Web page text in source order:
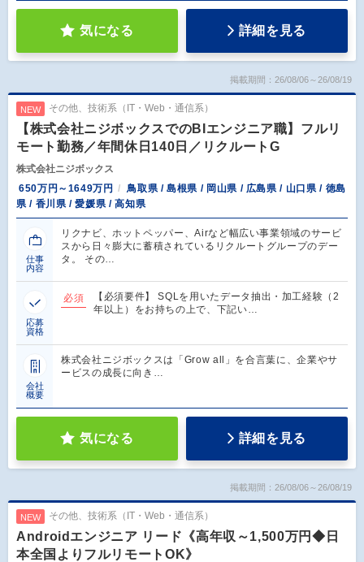
気になる 詳細を見る
掲載期間：26/08/06～26/08/19
NEW その他、技術系（IT・Web・通信系）
【株式会社ニジボックスでのBIエンジニア職】フルリ
モート勤務／年間休日140日／リクルートG
株式会社ニジボックス
650万円～1649万円
鳥取県 / 島根県 / 岡山県 / 広島県 / 山口県 / 徳島
県 / 香川県 / 愛媛県 / 高知県
仕事
内容
リクナビ、ホットペッパー、Airなど幅広い事業領域のサービ
スから日々膨大に蓄積されているリクルートグループのデー
タ。 その…
応募
資格
必須
【必須要件】 SQLを用いたデータ抽出・加工経験（2
年以上）をお持ちの上で、下記い…
会社
概要
株式会社ニジボックスは「Grow all」を合言葉に、企業やサ
ービスの成長に向き…
気になる 詳細を見る
掲載期間：26/08/06～26/08/19
NEW その他、技術系（IT・Web・通信系）
Androidエンジニア リード《高年収～1,500万円◆日
本全国よりフルリモートOK》